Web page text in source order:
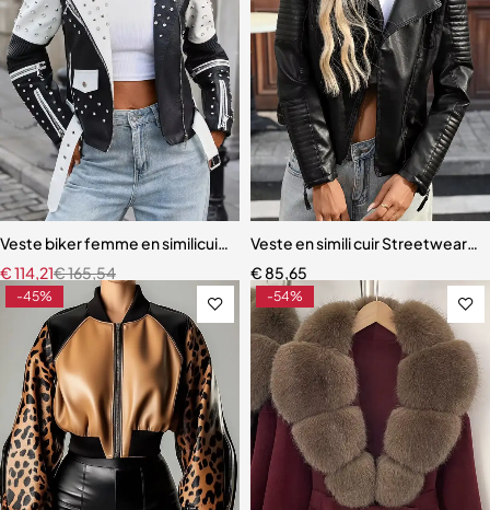
Veste biker femme en similicuir noir et blanc – Style punk avec
€165,54
€114,21
Veste en simili cuir Streetwear
€ 85,65
-45% -54%